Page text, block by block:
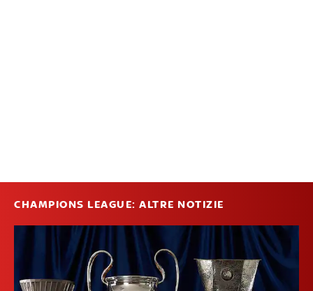
CHAMPIONS LEAGUE: ALTRE NOTIZIE